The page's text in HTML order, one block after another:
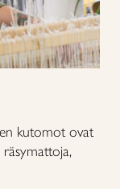
kutomot ovat
räsymattoja,